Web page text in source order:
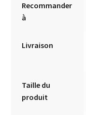
Recommander
à
Livraison
Taille du
produit